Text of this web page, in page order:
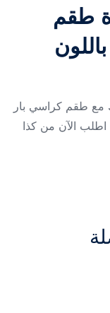
طقم
مع طقم كراسي بار
اطلب الآن من كذا